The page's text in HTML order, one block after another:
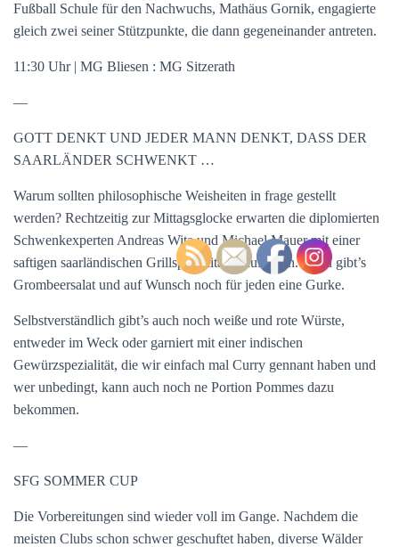
Fußball Schule für den Nachwuchs, Mathäus Gornik, engagierte
gleich zwei seiner Stützpunkte, die dann gegeneinander antreten.
11:30 Uhr | MG Bliesen : MG Sitzerath
—
GOTT DENKT UND JEDER MANN DENKT, DASS DER
SAARLÄNDER SCHWENKT …
Warum sollten philosophische Weisheiten in frage gestellt
werden? Rechtzeitig zur Mittagsglocke erwarten die diplomierten
Schwenkexperten Andreas Wita und Michael Mauer mit einer
saftigen saarländischen Grillspezialitäten auf Euch. Dazu gibt’s
Grombeersalat und auf Wunsch noch für jeden eine Gurke.
Selbstverständlich gibt’s auch noch weiße und rote Würste,
entweder im Weck oder garniert mit einer indischen
Gewürzspezialität, die wir einfach mal Curry gennant haben und
wer unbedingt, kann auch noch ne Portion Pommes dazu
bekommen.
—
SFG SOMMER CUP
Die Vorbereitungen sind wieder voll im Gange. Nachdem die
meisten Clubs schon schwer geschuftet haben, diverse Wälder